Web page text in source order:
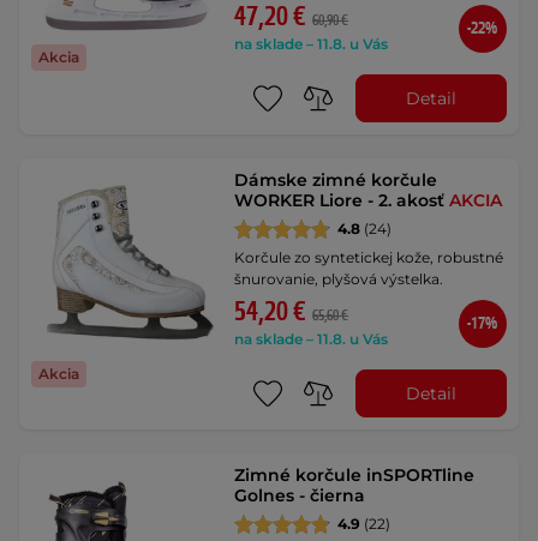
Akcia
47,20 € 60,90 €
na sklade – 11.8. u Vás
-22%
Detail
Akcia
Dámske zimné korčule
WORKER Liore - 2. akosťAKCIA
4.8 (24)
Korčule zo syntetickej kože, robustné
šnurovanie, plyšová výstelka.
54,20 € 65,60 €
na sklade – 11.8. u Vás
-17%
Detail
Zimné korčule inSPORTline
Golnes - čierna
4.9 (22)